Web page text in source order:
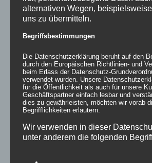
Easy Sculptures- easy
alternativen Wegen,
uns zu übermitteln.
Begriffsbestimmungen
Die Datenschutzerklärung beruht auf den
durch den Europäischen Richtlinien- und
beim Erlass der Datenschutz-
verwendet wurden. Unsere
für die Öffentlichkeit als auch für unsere
Geschäftspartner einfach lesbar und
dies zu gewährleisten, möchten wir vorab
Begrifflichkeiten erläutern.
Wir verwenden in dieser
unter anderem die folgenden